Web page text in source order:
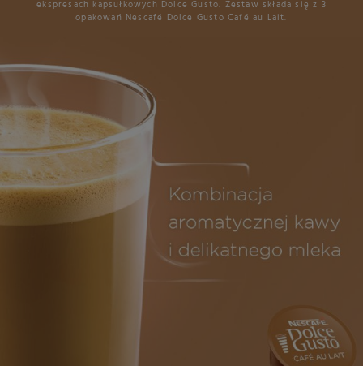
ekspresach kapsułkowych Dolce Gusto. Zestaw składa się z 3
opakowań Nescafé Dolce Gusto Café au Lait.